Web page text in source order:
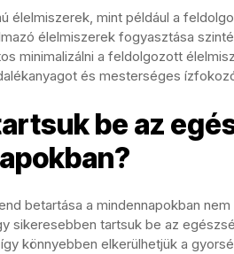
élelmiszerek, mint például a
élelmiszerek fogyasztása
minimalizálni a feldolgozott
és mesterséges
be az
betartása a mindennapokban
sikeresebben tartsuk be az
könnyebben elkerülhetjük a